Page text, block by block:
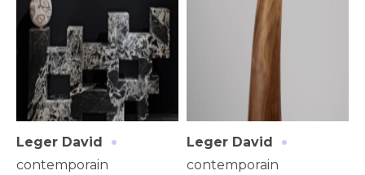
Leger David ·
contemporain
Leger David ·
contemporain